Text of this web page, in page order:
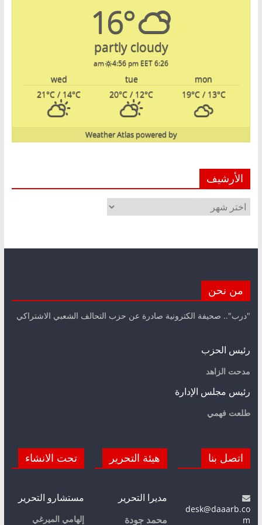
16°
partly cloudy
6:26 am
4:56 pm EET
mon
tue
wed
19°C/ 13°C
20°C / 12°C
21°C / 14°C
powered by
Weather Atlas
الأرشيف
الأرشيف
من نحن
"درب".. صحيفة الكترونية صادرة عن حزب التحالف الشعبي الاشتراكي
رئيس الحزب
مدحت الزاهد
رئيس مجلس الإدارة
طلعت فهمي
اتصل بنا
desk@daaarb.co
m
هيئة التحرير
مديرا التحرير
محمد جودة
تحت الانشاء
مستشارو التحرير
إلهامي الميرغي